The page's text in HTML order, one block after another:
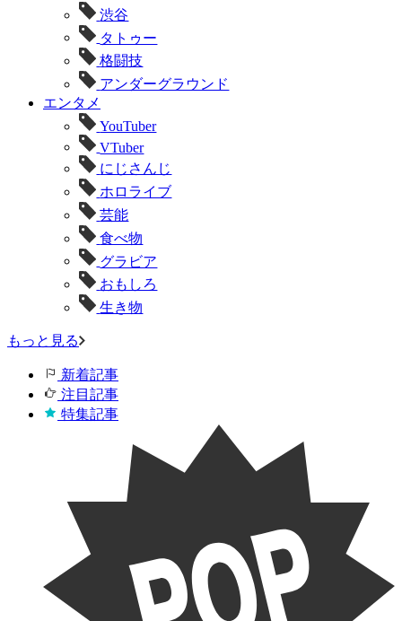
渋谷
タトゥー
格闘技
アンダーグラウンド
エンタメ
YouTuber
VTuber
にじさんじ
ホロライブ
芸能
食べ物
グラビア
おもしろ
生き物
もっと見る
新着記事
注目記事
特集記事